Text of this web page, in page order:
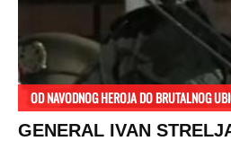
OD NAVODNOG HEROJA DO BRUTALNOG
GENERAL IVAN